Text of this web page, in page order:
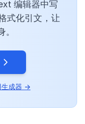
编辑器中写
式化引文，让
生成器 →